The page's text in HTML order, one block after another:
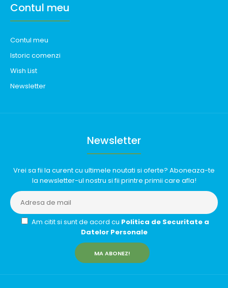
Contul meu
Contul meu
Istoric comenzi
Wish List
Newsletter
Newsletter
Vrei sa fii la curent cu ultimele noutati si oferte? Aboneaza-te
la newsletter-ul nostru si fii printre primii care afla!
Am citit si sunt de acord cu Politica de Securitate a
Datelor Personale
MA ABONEZ!